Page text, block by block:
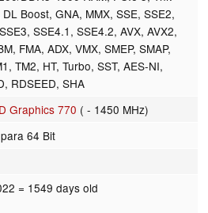
Boost, GNA, MMX, SSE, SSE2,
SSE4.1, SSE4.2, AVX, AVX2,
FMA, ADX, VMX, SMEP, SMAP,
TM2, HT, Turbo, SST, AES-NI,
RDSEED, SHA
Graphics 770 ( - 1450 MHz)
64 Bit
= 1549 days old